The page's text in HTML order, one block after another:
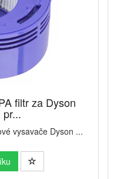
filtr za Dyson
vysavače Dyson ...